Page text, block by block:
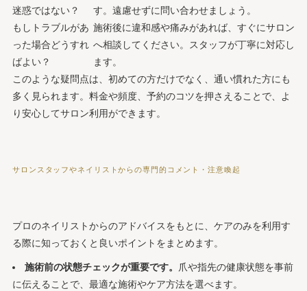
迷惑ではない？
す。遠慮せずに問い合わせましょう。
もしトラブルがあ
った場合どうすれ
ばよい？
施術後に違和感や痛みがあれば、すぐにサロン
へ相談してください。スタッフが丁寧に対応し
ます。
このような疑問点は、初めての方だけでなく、通い慣れた方にも
多く見られます。料金や頻度、予約のコツを押さえることで、よ
り安心してサロン利用ができます。
サロンスタッフやネイリストからの専門的コメント・注意喚起
プロのネイリストからのアドバイスをもとに、ケアのみを利用す
る際に知っておくと良いポイントをまとめます。
施術前の状態チェックが重要です。 爪や指先の健康状態を事前
に伝えることで、最適な施術やケア方法を選べます。